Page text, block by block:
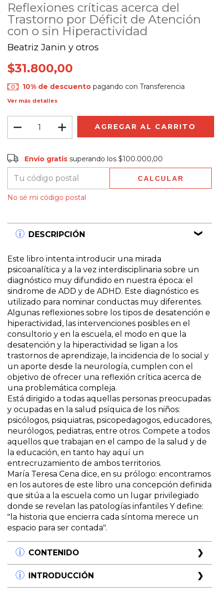
Reflexiones críticas acerca del
Trastorno por Déficit de Atención
con o sin Hiperactividad
Beatriz Janin y otros
$31.800,00
10% de descuento pagando con Transferencia
Ver más detalles
Envío gratis
Entregas para el CP: CAMBIAR CP
Envío gratis superando los$100.000,00
CALCULAR
No sé mi código postal
DESCRIPCIÓN
Este libro intenta introducir una mirada
psicoanalítica y a la vez interdisciplinaria sobre un
diagnóstico muy difundido en nuestra época: el
sindrome de ADD y de ADHD. Este diagnóstico es
utilizado para nominar conductas muy diferentes.
Algunas reflexiones sobre los tipos de desatención e
hiperactividad, las intervenciones posibles en el
consultorio y en la escuela, el modo en que la
desatención y la hiperactividad se ligan a los
trastornos de aprendizaje, la incidencia de lo social y
un aporte desde la neurología, cumplen con el
objetivo de ofrecer una reflexión crítica acerca de
una problemática compleja.
Está dirigido a todas aquellas personas preocupadas
y ocupadas en la salud psíquica de los niños:
psicólogos, psiquiatras, psicopedagogos, educadores,
neurólogos, pediatras, entre otros. Compete a todos
aquellos que trabajan en el campo de la salud y de
la educación, en tanto hay aquí un
entrecruzamiento de ambos territorios.
María Teresa Cena dice, en su prólogo: encontramos
en los autores de este libro una concepción definida
que sitúa a la escuela como un lugar privilegiado
donde se revelan las patologías infantiles Y define:
"la historia que encierra cada síntoma merece un
espacio para ser contada".
CONTENIDO
Prólogo por Marité Cena
INTRODUCCIÓN